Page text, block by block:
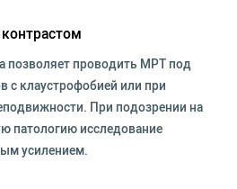
позволяет проводить МРТ под
с клаустрофобией или при
При подозрении на
патологию исследование
усилением.